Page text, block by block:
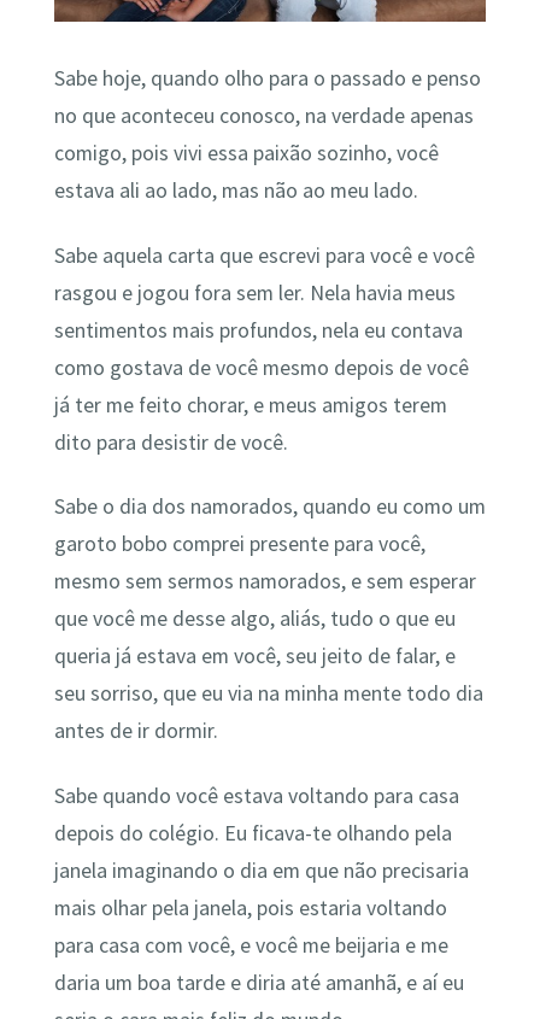
Sabe hoje, quando olho para o passado e penso
no que aconteceu conosco, na verdade apenas
comigo, pois vivi essa paixão sozinho, você
estava ali ao lado, mas não ao meu lado.
Sabe aquela carta que escrevi para você e você
rasgou e jogou fora sem ler. Nela havia meus
sentimentos mais profundos, nela eu contava
como gostava de você mesmo depois de você
já ter me feito chorar, e meus amigos terem
dito para desistir de você.
Sabe o dia dos namorados, quando eu como um
garoto bobo comprei presente para você,
mesmo sem sermos namorados, e sem esperar
que você me desse algo, aliás, tudo o que eu
queria já estava em você, seu jeito de falar, e
seu sorriso, que eu via na minha mente todo dia
antes de ir dormir.
Sabe quando você estava voltando para casa
depois do colégio. Eu ficava-te olhando pela
janela imaginando o dia em que não precisaria
mais olhar pela janela, pois estaria voltando
para casa com você, e você me beijaria e me
daria um boa tarde e diria até amanhã, e aí eu